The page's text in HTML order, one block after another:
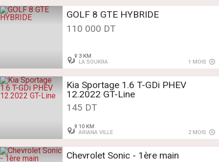
GOLF 8 GTE HYBRIDE
110 000 DT
3 KM
LA SOUKRA
1 MOIS
Kia Sportage 1.6 T-GDi PHEV
12.2022 GT-Line
145 DT
10 KM
ARIANA VILLE
2 MOIS
Chevrolet Sonic - 1ère main